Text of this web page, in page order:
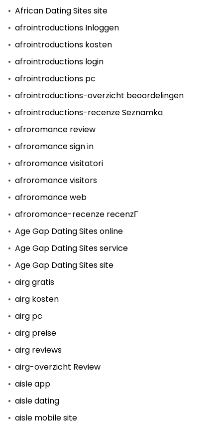
African Dating Sites site
afrointroductions Inloggen
afrointroductions kosten
afrointroductions login
afrointroductions pc
afrointroductions-overzicht beoordelingen
afrointroductions-recenze Seznamka
afroromance review
afroromance sign in
afroromance visitatori
afroromance visitors
afroromance web
afroromance-recenze recenzГ­
Age Gap Dating Sites online
Age Gap Dating Sites service
Age Gap Dating Sites site
airg gratis
airg kosten
airg pc
airg preise
airg reviews
airg-overzicht Review
aisle app
aisle dating
aisle mobile site